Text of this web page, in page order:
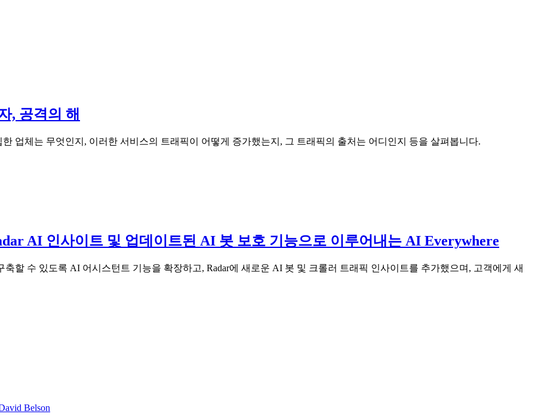
, 공격의 해
업체는 무엇인지, 이러한 서비스의 트래픽이 어떻게 증가했는지, 그 트래픽의 출처는 어디인지 등을 살펴봅니다.
AI 인사이트 및 업데이트된 AI 봇 보호 기능으로 이루어내는 AI Everywhere
할 수 있도록 AI 어시스턴트 기능을 확장하고, Radar에 새로운 AI 봇 및 크롤러 트래픽 인사이트를 추가했으며, 고객에게 새
Belson